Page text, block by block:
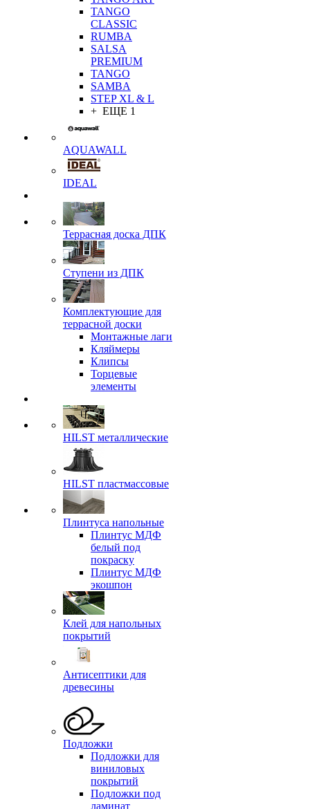
TANGO
CLASSIC
RUMBA
SALSA
PREMIUM
TANGO
SAMBA
STEP XL & L
+ ЕЩЕ 1
AQUAWALL
IDEAL
Террасная доска ДПК
Ступени из ДПК
Комплектующие для
террасной доски
Монтажные лаги
Кляймеры
Клипсы
Торцевые
элементы
HILST металлические
HILST пластмассовые
Плинтуса напольные
Плинтус МДФ
белый под
покраску
Плинтус МДФ
экошпон
Клей для напольных
покрытий
Антисептики для
древесины
Подложки
Подложки для
виниловых
покрытий
Подложки под
ламинат